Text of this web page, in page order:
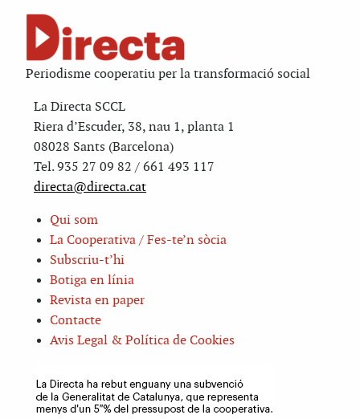
Periodisme cooperatiu per la transformació social
La Directa SCCL
Riera d’Escuder, 38, nau 1, planta 1
08028 Sants (Barcelona)
Tel. 935 27 09 82 / 661 493 117
directa@directa.cat
Qui som
La Cooperativa / Fes-te’n sòcia
Subscriu-t’hi
Botiga en línia
Revista en paper
Contacte
Avis Legal & Política de Cookies